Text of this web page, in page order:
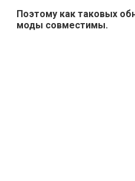
Поэтому как таковых
моды совместимы.